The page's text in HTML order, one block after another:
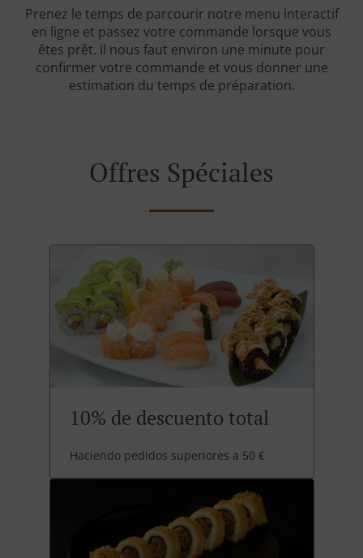
Prenez le temps de parcourir notre menu interactif
en ligne et passez votre commande lorsque vous
êtes prêt. Il nous faut environ une minute pour
confirmer votre commande et vous donner une
estimation du temps de préparation.
Offres Spéciales
10% de descuento total
Haciendo pedidos superiores a 50 €